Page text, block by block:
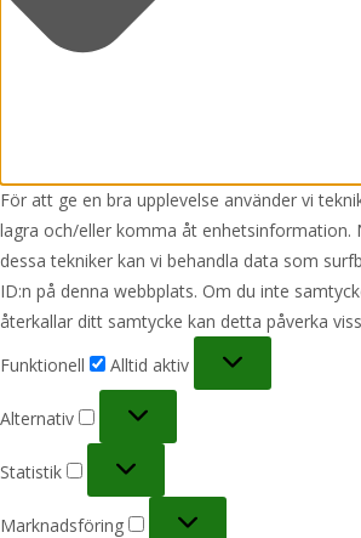
För att ge en bra upplevelse använder vi
lagra och/eller komma åt enhetsinformation.
dessa tekniker kan vi behandla data som
ID:n på denna webbplats. Om du inte
återkallar ditt samtycke kan detta påverka
Funktionell
Alltid aktiv
Alternativ
Statistik
Marknadsföring